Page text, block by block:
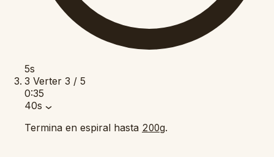
5s
3 Verter 3 / 5
0:35
40s
Termina en espiral hasta 200g.